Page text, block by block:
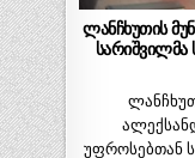
ლანჩხუთის
სარიშვილმა
უფროსებთან